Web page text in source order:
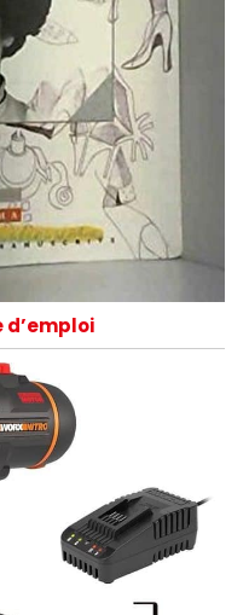
d’emploi